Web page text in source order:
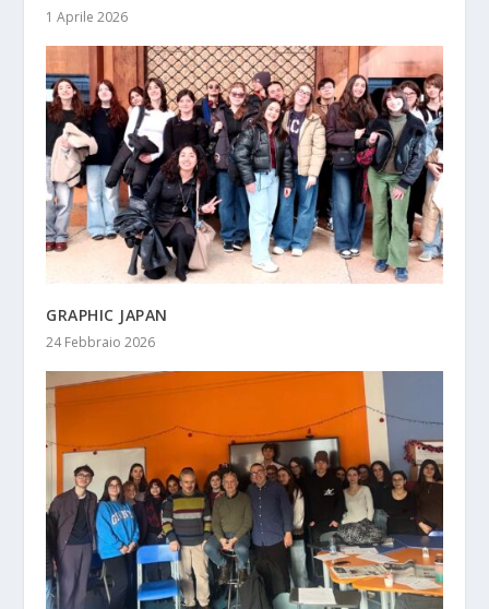
1 Aprile 2026
GRAPHIC JAPAN
24 Febbraio 2026